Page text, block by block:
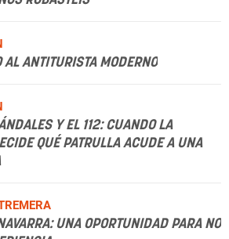
AL ANTITURISTA MODERNO
Y EL 112: CUANDO LA
QUÉ PATRULLA ACUDE A UNA
UNA OPORTUNIDAD PARA NO